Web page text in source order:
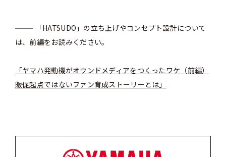
「HATSUDO」の立ち上げやコンセプト設計について
は、前編をお読みください。
「ヤマハ発動機がオウンドメディアをつくったワケ（前編）
販促起点ではないファン育成ストーリーとは」